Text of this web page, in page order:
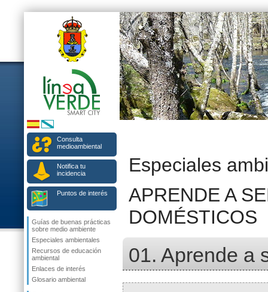
Consulta
medioambiental
Notifica tu
incidencia
Puntos de interés
Guías de buenas prácticas
sobre medio ambiente
Especiales ambientales
Recursos de educación
ambiental
Enlaces de interés
Glosario ambiental
Especiales
APRENDE A
DOMÉSTICOS
01. Aprende a